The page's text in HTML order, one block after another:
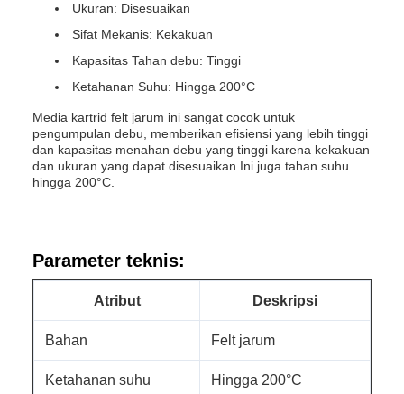
Ukuran: Disesuaikan
Sifat Mekanis: Kekakuan
Kapasitas Tahan debu: Tinggi
Ketahanan Suhu: Hingga 200°C
Media kartrid felt jarum ini sangat cocok untuk
pengumpulan debu, memberikan efisiensi yang lebih tinggi
dan kapasitas menahan debu yang tinggi karena kekakuan
dan ukuran yang dapat disesuaikan.Ini juga tahan suhu
hingga 200°C.
Parameter teknis:
Atribut Deskripsi
Bahan Felt jarum
Ketahanan suhu Hingga 200°C